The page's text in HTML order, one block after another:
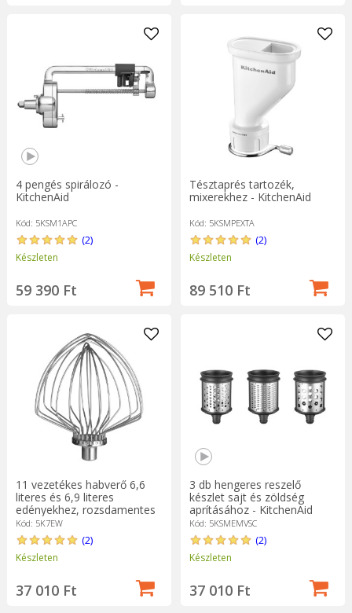
4 pengés spirálozó -
KitchenAid
Kód: 5KSM1APC
(2)
Készleten
59 390 Ft
Tésztaprés tartozék,
mixerekhez - KitchenAid
Kód: 5KSMPEXTA
(2)
Készleten
89 510 Ft
11 vezetékes habverő 6,6
literes és 6,9 literes
edényekhez, rozsdamentes
acél - KitchenAid
Kód: 5K7EW
(2)
Készleten
37 010 Ft
3 db hengeres reszelő
készlet sajt és zöldség
aprításához - KitchenAid
márka
Kód: 5KSMEMVSC
(2)
Készleten
37 010 Ft